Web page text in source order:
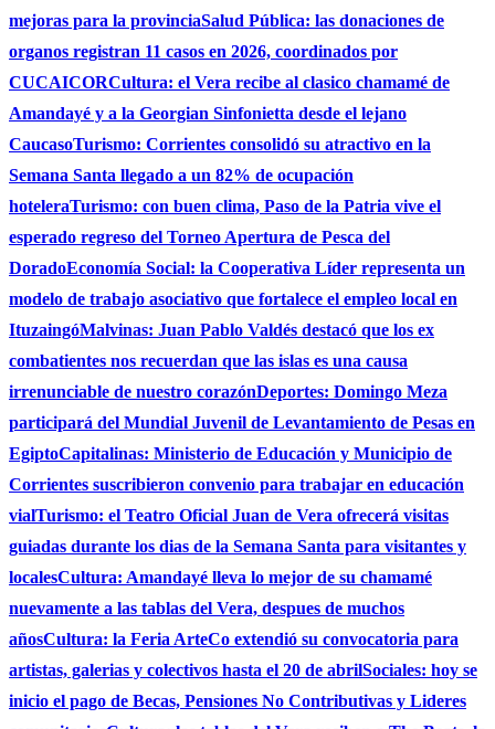
mejoras para la provinciaSalud Pública: las donaciones de
organos registran 11 casos en 2026, coordinados por
CUCAICORCultura: el Vera recibe al clasico chamamé de
Amandayé y a la Georgian Sinfonietta desde el lejano
CaucasoTurismo: Corrientes consolidó su atractivo en la
Semana Santa llegado a un 82% de ocupación
hoteleraTurismo: con buen clima, Paso de la Patria vive el
esperado regreso del Torneo Apertura de Pesca del
DoradoEconomía Social: la Cooperativa Líder representa un
modelo de trabajo asociativo que fortalece el empleo local en
ItuzaingóMalvinas: Juan Pablo Valdés destacó que los ex
combatientes nos recuerdan que las islas es una causa
irrenunciable de nuestro corazónDeportes: Domingo Meza
participará del Mundial Juvenil de Levantamiento de Pesas en
EgiptoCapitalinas: Ministerio de Educación y Municipio de
Corrientes suscribieron convenio para trabajar en educación
vialTurismo: el Teatro Oficial Juan de Vera ofrecerá visitas
guiadas durante los dias de la Semana Santa para visitantes y
localesCultura: Amandayé lleva lo mejor de su chamamé
nuevamente a las tablas del Vera, despues de muchos
añosCultura: la Feria ArteCo extendió su convocatoria para
artistas, galerias y colectivos hasta el 20 de abrilSociales: hoy se
inicio el pago de Becas, Pensiones No Contributivas y Lideres